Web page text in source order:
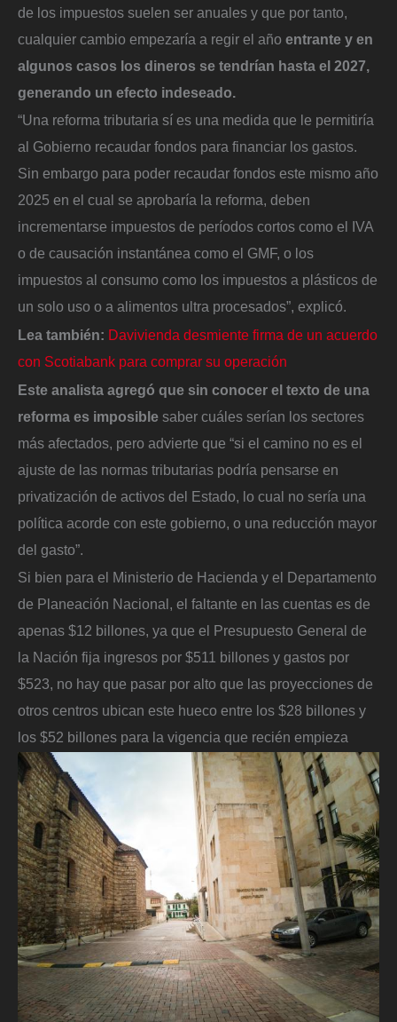
de los impuestos suelen ser anuales y que por tanto,
cualquier cambio empezaría a regir el año entrante y en
algunos casos los dineros se tendrían hasta el 2027,
generando un efecto indeseado.
“Una reforma tributaria sí es una medida que le permitiría
al Gobierno recaudar fondos para financiar los gastos.
Sin embargo para poder recaudar fondos este mismo año
2025 en el cual se aprobaría la reforma, deben
incrementarse impuestos de períodos cortos como el IVA
o de causación instantánea como el GMF, o los
impuestos al consumo como los impuestos a plásticos de
un solo uso o a alimentos ultra procesados”, explicó.
Lea también: Davivienda desmiente firma de un acuerdo
con Scotiabank para comprar su operación
Este analista agregó que sin conocer el texto de una
reforma es imposible saber cuáles serían los sectores
más afectados, pero advierte que “si el camino no es el
ajuste de las normas tributarias podría pensarse en
privatización de activos del Estado, lo cual no sería una
política acorde con este gobierno, o una reducción mayor
del gasto”.
Si bien para el Ministerio de Hacienda y el Departamento
de Planeación Nacional, el faltante en las cuentas es de
apenas $12 billones, ya que el Presupuesto General de
la Nación fija ingresos por $511 billones y gastos por
$523, no hay que pasar por alto que las proyecciones de
otros centros ubican este hueco entre los $28 billones y
los $52 billones para la vigencia que recién empieza